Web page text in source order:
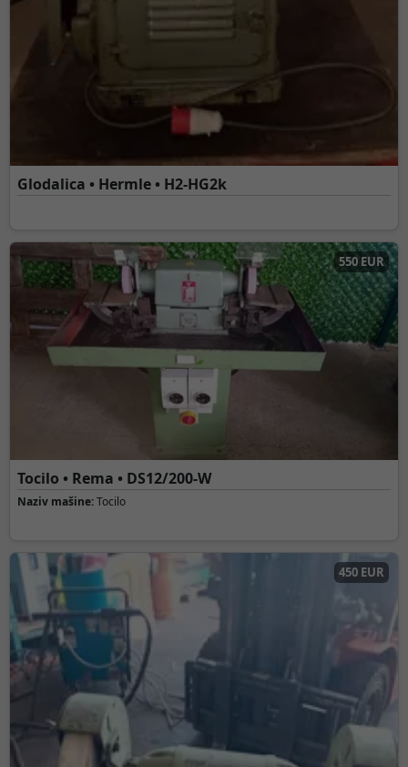
Glodalica • Hermle • H2-HG2k
550 EUR
Tocilo • Rema • DS12/200-W
Naziv mašine:Tocilo
450 EUR